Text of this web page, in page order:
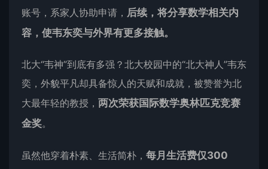
账号，系家人协助申请， 后续，将分享数学相关内
容，使韦东奕与外界有更多接触。
北大“韦神”到底有多强？北大校园中的“北大神人”韦东
奕，外貌平凡却具备惊人的天赋和成就，被赞誉为北
大最年轻的教授， 两次荣获国际数学奥林匹克竞赛
金奖。
虽然他穿着朴素、生活简朴， 每月生活费仅300